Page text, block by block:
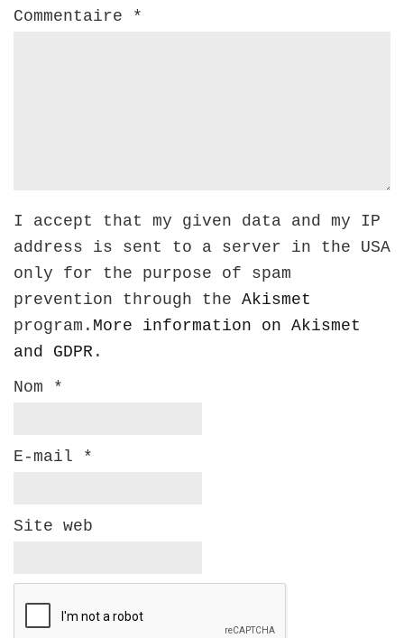
Commentaire *
I accept that my given data and my IP
address is sent to a server in the USA
only for the purpose of spam
prevention through the Akismet
program. More information on Akismet
and GDPR .
Nom *
E-mail *
Site web